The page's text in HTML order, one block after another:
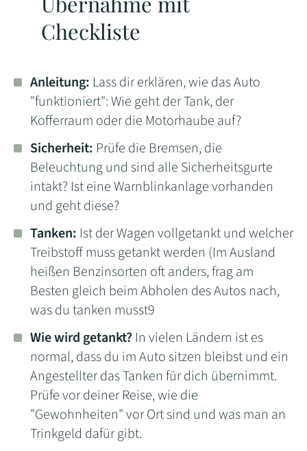
Checkliste
Anleitung: Lass dir erklären, wie das Auto
"funktioniert": Wie geht der Tank, der
Kofferraum oder die Motorhaube auf?
Sicherheit: Prüfe die Bremsen, die
Beleuchtung und sind alle Sicherheitsgurte
intakt? Ist eine Warnblinkanlage vorhanden
und geht diese?
Tanken: Ist der Wagen vollgetankt und welcher
Treibstoff muss getankt werden (Im Ausland
heißen Benzinsorten oft anders, frag am
Besten gleich beim Abholen des Autos nach,
was du tanken musst9
Wie wird getankt? In vielen Ländern ist es
normal, dass du im Auto sitzen bleibst und ein
Angestellter das Tanken für dich übernimmt.
Prüfe vor deiner Reise, wie die
"Gewohnheiten" vor Ort sind und was man an
Trinkgeld dafür gibt.